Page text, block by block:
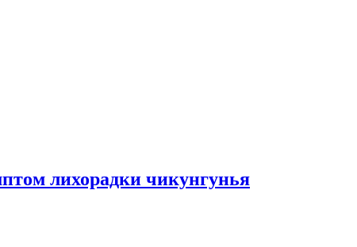
лихорадки чикунгунья